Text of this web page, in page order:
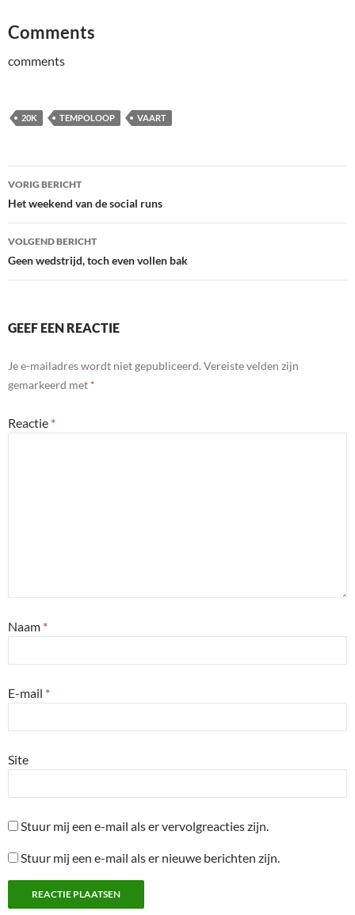
Comments
comments
20K TEMPOLOOP VAART
Bericht
navigatie
VORIG BERICHT
Het weekend van de social runs
VOLGEND BERICHT
Geen wedstrijd, toch even vollen bak
GEEF EEN REACTIE
Je e-mailadres wordt niet gepubliceerd.Vereiste velden zijn
gemarkeerd met *
Reactie *
Naam *
E-mail *
Site
Stuur mij een e-mail als er vervolgreacties zijn.
Stuur mij een e-mail als er nieuwe berichten zijn.